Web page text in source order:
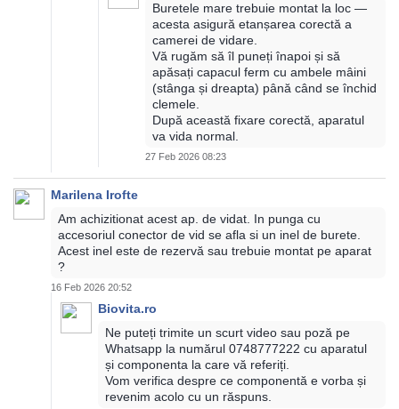
Buretele mare trebuie montat la loc —
acesta asigură etanșarea corectă a
camerei de vidare.
Vă rugăm să îl puneți înapoi și să
apăsați capacul ferm cu ambele mâini
(stânga și dreapta) până când se închid
clemele.
După această fixare corectă, aparatul
va vida normal.
27 Feb 2026 08:23
Marilena Irofte
Am achizitionat acest ap. de vidat. In punga cu
accesoriul conector de vid se afla si un inel de burete.
Acest inel este de rezervă sau trebuie montat pe aparat
?
16 Feb 2026 20:52
Biovita.ro
Ne puteți trimite un scurt video sau poză pe
Whatsapp la numărul 0748777222 cu aparatul
și componenta la care vă referiți.
Vom verifica despre ce componentă e vorba și
revenim acolo cu un răspuns.